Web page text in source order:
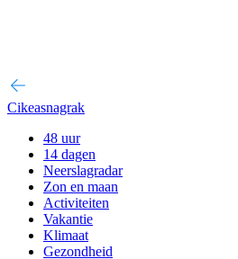
Cikeasnagrak
48 uur
14 dagen
Neerslagradar
Zon en maan
Activiteiten
Vakantie
Klimaat
Gezondheid